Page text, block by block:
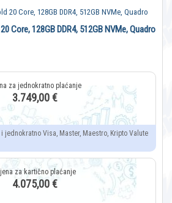
Core, 128GB DDR4, 512GB NVMe, Quadro
3.749,00 €
jednokratno Visa, Master, Maestro, Kripto Valute
4.075,00 €